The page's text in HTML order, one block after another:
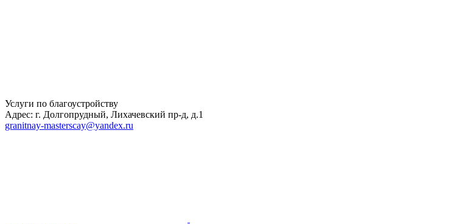
Услуги по благоустройству
Адрес: г. Долгопрудный, Лихачевский пр-д, д.1
granitnay-masterscay@yandex.ru